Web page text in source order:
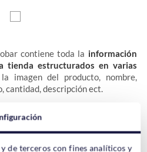
contiene toda la información
tienda estructurados en varias
imagen del producto, nombre,
cantidad, descripción ect.
que si creáis
productoscon los datos que
de poner una ID ya en uso por
de terceros con fines analíticos y